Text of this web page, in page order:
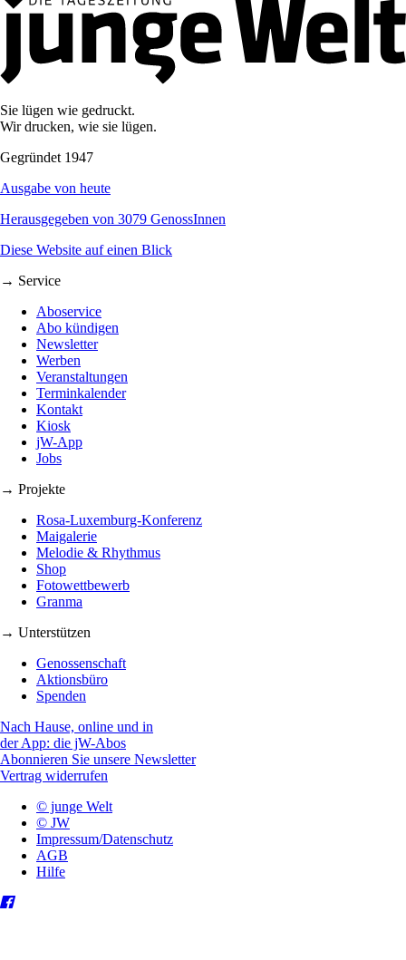
Sie lügen wie gedruckt.
Wir drucken, wie sie lügen.
Gegründet 1947
Ausgabe von heute
Herausgegeben von 3079 GenossInnen
Diese Website auf einen Blick
→ Service
Aboservice
Abo kündigen
Newsletter
Werben
Veranstaltungen
Terminkalender
Kontakt
Kiosk
jW-App
Jobs
→ Projekte
Rosa-Luxemburg-Konferenz
Maigalerie
Melodie & Rhythmus
Shop
Fotowettbewerb
Granma
→ Unterstützen
Genossenschaft
Aktionsbüro
Spenden
Nach Hause, online und in
der App: die jW-Abos
Abonnieren Sie unsere Newsletter
Vertrag widerrufen
© junge Welt
© JW
Impressum/Datenschutz
AGB
Hilfe